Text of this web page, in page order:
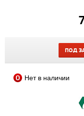
ПОД
Нет в наличии